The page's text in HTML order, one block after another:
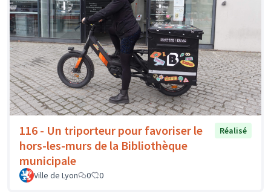
116 - Un triporteur pour favoriser le
hors-les-murs de la Bibliothèque
municipale
Réalisé
Ville de Lyon 0 0